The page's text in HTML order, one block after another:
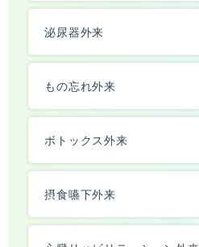
泌尿器外来
もの忘れ外来
ボトックス外来
摂食嚥下外来